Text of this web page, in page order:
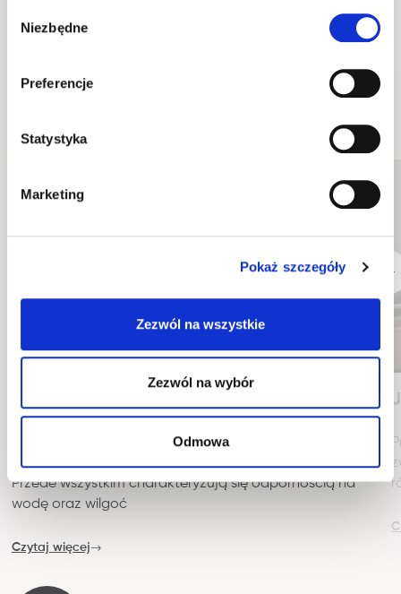
zgody
Niezbędne
Preferencje
Statystyka
Marketing
Pokaż szczegóły
Zezwól na wszystkie
Zezwól na wybór
Odmowa
stolik PE-08
Tkaniny hydrofobowe posiadają szereg zalet, które
idealnie odpowiadają potrzebom ich użytkowników.
Przede wszystkim charakteryzują się odpornością na
wodę oraz wilgoć
Czytaj więcej